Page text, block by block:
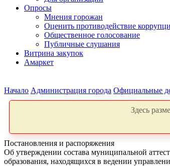
Опросы
Мнения горожан
Оценить противодействие
Общественное голосование
Публичные слушания
Витрина закупок
Амаркет
Начало Администрация города Официальные
Здесь
Постановления и распоряжения
Об утверждении состава муниципальной
образования, находящихся в ведении